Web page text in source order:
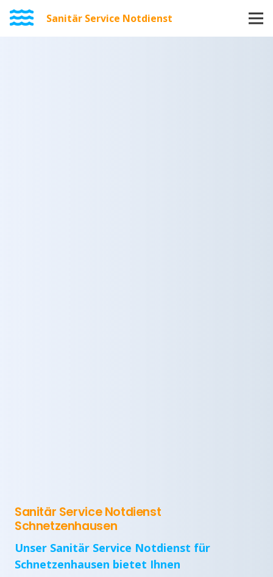
Sanitär Service Notdienst
Sanitär Service Notdienst
Schnetzenhausen
Unser Sanitär Service Notdienst für
Schnetzenhausen bietet Ihnen